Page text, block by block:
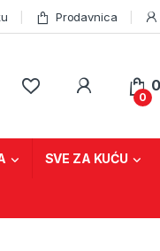
Prodavnica
0
SVE ZA KUĆU